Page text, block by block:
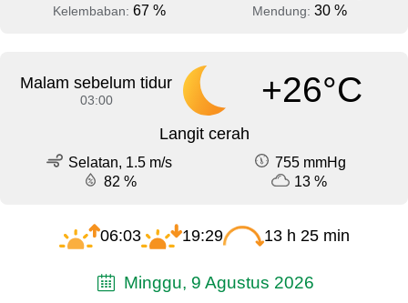
Kelembaban: 67 % Mendung: 30 %
Malam sebelum tidur
03:00 +26°C
Langit cerah
Selatan, 1.5 m/s
755 mmHg
82 %
13 %
06:03 19:29 13 h 25 min
Minggu, 9 Agustus 2026